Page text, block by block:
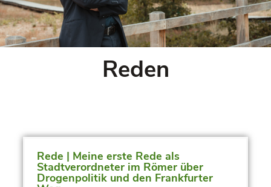
Reden
Rede | Meine erste Rede als
Stadtverordneter im Römer über
Drogenpolitik und den Frankfurter